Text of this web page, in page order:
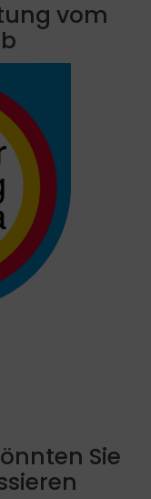
vom
Sie